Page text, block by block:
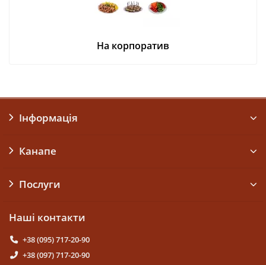
На корпоратив
Інформація
Канапе
Послуги
Наші контакти
+38 (095) 717-20-90
+38 (097) 717-20-90